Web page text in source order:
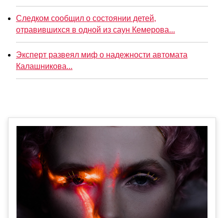
Следком сообщил о состоянии детей,
отравившихся в одной из саун Кемерова...
Эксперт развеял миф о надежности автомата
Калашникова...